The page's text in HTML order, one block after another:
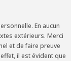
En aucun
extérieurs. Merci
et de faire preuve
il est évident que